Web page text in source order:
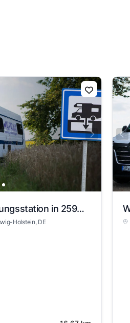
Wohnmobil Entsorgungsstation in 25938 Utersum/Föhr
Holstein, DE